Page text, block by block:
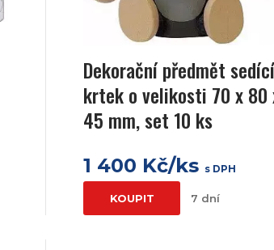
Dekorační předmět
krtek o velikosti 70 x 80
45 mm, set 10 ks
1 400 Kč/ks s DPH
KOUPIT 7 dní